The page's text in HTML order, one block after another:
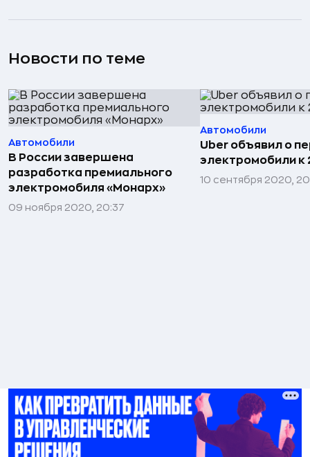
Новости по теме
Автомобили
В России завершена
разработка премиального
электромобиля «Монарх»
09 ноября 2020, 20:37
Автомобили
Uber объявил о
электромобили к
10 сентября 2020,